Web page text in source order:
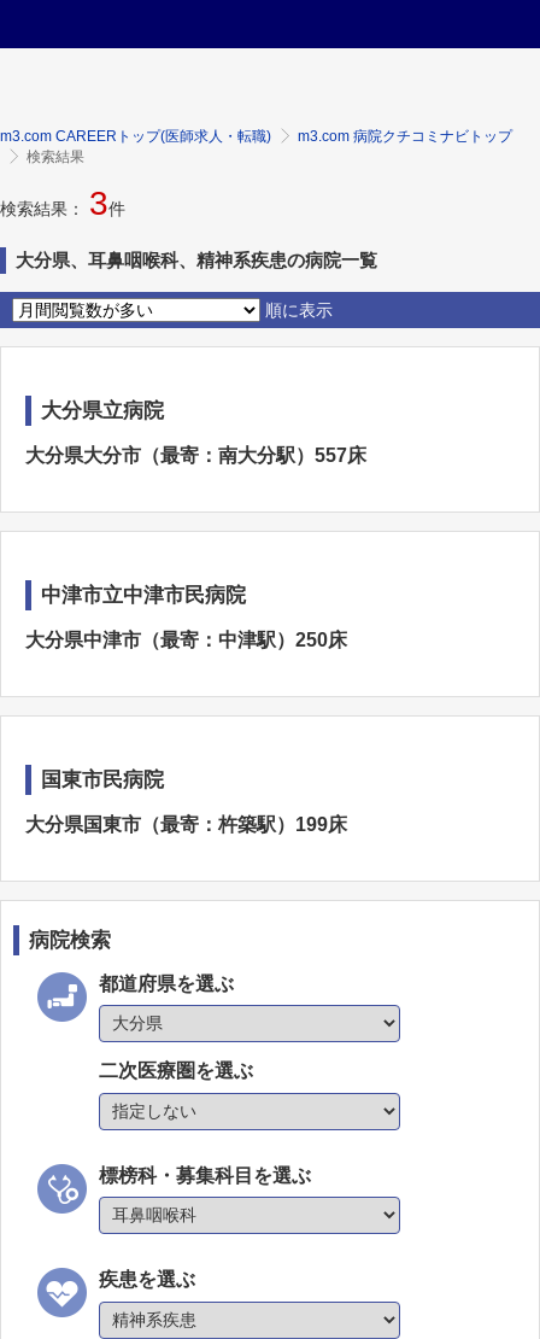
m3.com CAREERトップ(医師求人・転職)
m3.com 病院クチコミナビトップ
検索結果
検索結果： 3件
大分県、耳鼻咽喉科、精神系疾患の病院一覧
順に表示
大分県立病院
大分県大分市（最寄：南大分駅）557床
中津市立中津市民病院
大分県中津市（最寄：中津駅）250床
国東市民病院
大分県国東市（最寄：杵築駅）199床
病院検索
都道府県を選ぶ
二次医療圏を選ぶ
標榜科・募集科目を選ぶ
疾患を選ぶ